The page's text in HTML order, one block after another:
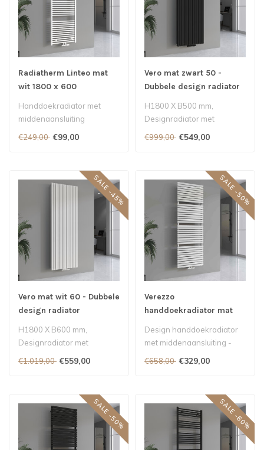
Radiatherm Linteo mat
wit 1800 x 600
Handdoekradiator met
middenaansluiting
€249,00 €99,00
Vero mat zwart 50 -
Dubbele design radiator
H1800 X B500 mm,
Designradiator met
€999,00 €549,00
SALE -45%
Vero mat wit 60 - Dubbele
design radiator
H1800 X B600 mm,
Designradiator met
€1.019,00 €559,00
SALE -50%
Verezzo
handdoekradiator mat
Design handdoekradiator
met middenaansluiting -
€658,00 €329,00
SALE -50% SALE -60%